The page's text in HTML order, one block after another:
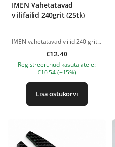
IMEN Vahetatavad
viilifailid 240grit (25tk)
IMEN vahetatavad viilid 240 grit on ühekordsed isekleepuvad poolkuu kujulised viilid, mis on mõeldud kasutamiseks IMEN plastikust vahetatavate viilide alusega. Pehme 240 grit abrasiivsus sobib naturaalsete küünte pikkuse ja kuju õrnaks korrigeerimiseks, küüneplaadi pinna silumiseks, viimistlemiseks ning naha delikaatseks töötlemiseks viilmaniküüris. Tugev liimikiht kinnitab viili töö ajal kindlalt alusele. Pärast protseduuri saab kasutatud abrasiivi hõlpsalt eemaldada ja ära visata, mis aitab järgida klientidega töötamisel hügieeninõudeid. Eelised abrasiivsus 240 grit; sobib naturaalsete küünte õrnaks töötlemiseks; Half Moon ehk poolkuu kuju; isekleepuv tagakülg; kindel fikseerimine töö ajal; ühekordseks kasutamiseks; mugav professionaalseks tööks; võimaldab kasutada iga kliendi jaoks uut viili. Pakendis: 25 tk. IMEN plastikust alus müüakse eraldi. Tootepildid on illustratiivsed. Küsimuste korral ootame alati Sinu meili nanatallinn@gmail.com
€12.40
Registreerunud kasutajatele:
€10.54 (−15%)
Lisa ostukorvi